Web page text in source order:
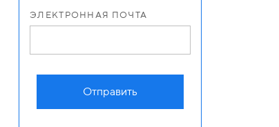
ЭЛЕКТРОННАЯ ПОЧТА
Отправить